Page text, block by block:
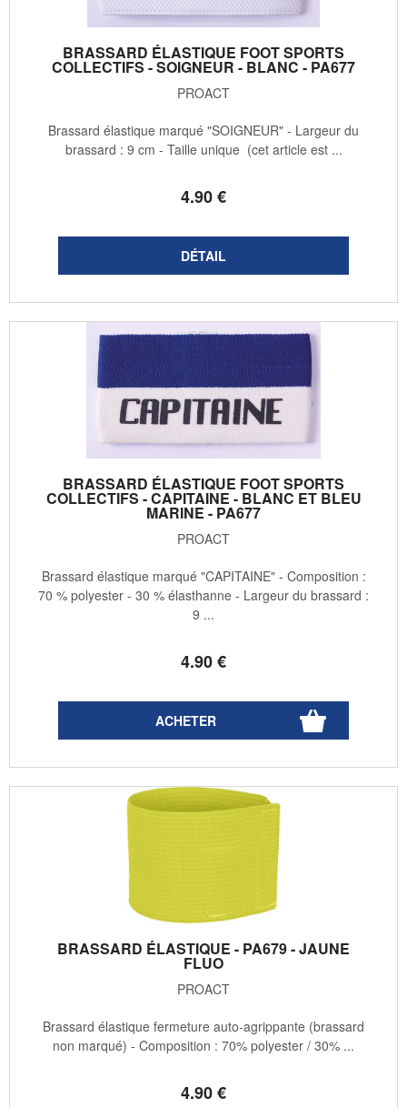
BRASSARD ÉLASTIQUE FOOT SPORTS
COLLECTIFS - SOIGNEUR - BLANC - PA677
PROACT
4.90€
Brassard élastique marqué "SOIGNEUR" - Largeur du
brassard : 9 cm - Taille unique (cet article est ...
BRASSARD ÉLASTIQUE FOOT SPORTS
COLLECTIFS - CAPITAINE - BLANC ET BLEU
MARINE - PA677
PROACT
4.90€
Brassard élastique marqué "CAPITAINE" - Composition :
70 % polyester - 30 % élasthanne - Largeur du brassard :
9 ...
BRASSARD ÉLASTIQUE - PA679 - JAUNE
FLUO
PROACT
4.90€
Brassard élastique fermeture auto-agrippante (brassard
non marqué) - Composition : 70% polyester / 30% ...